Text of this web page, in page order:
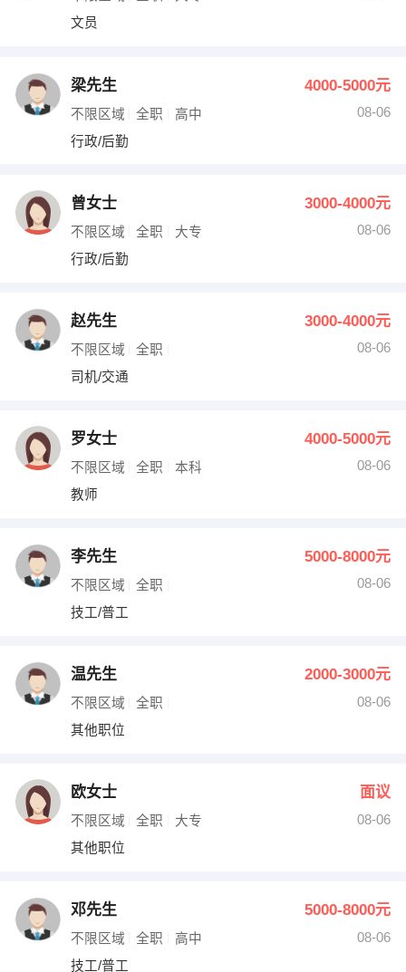
文员
梁先生 4000-5000元
不限区域 全职 高中
08-06
行政/后勤
曾女士 3000-4000元
不限区域 全职 大专
08-06
行政/后勤
赵先生 3000-4000元
不限区域 全职
08-06
司机/交通
罗女士 4000-5000元
不限区域 全职 本科
08-06
教师
李先生 5000-8000元
不限区域 全职
08-06
技工/普工
温先生 2000-3000元
不限区域 全职
08-06
其他职位
欧女士 面议
不限区域 全职 大专
08-06
其他职位
邓先生 5000-8000元
不限区域 全职 高中
08-06
技工/普工